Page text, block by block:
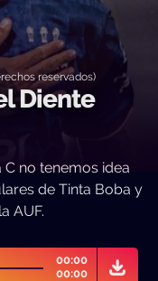
reservados)
Diente
C no tenemos idea
de Tinta Boba y
AUF.
00:00
00:00